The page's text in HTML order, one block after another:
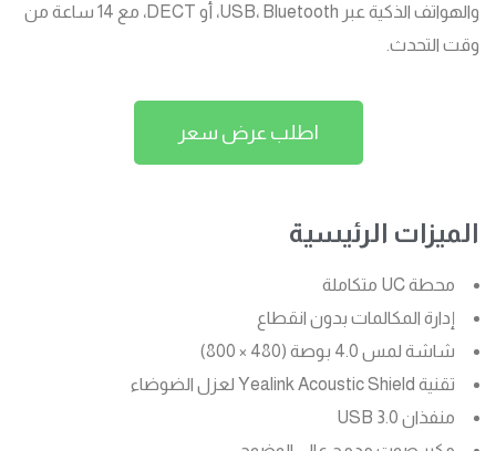
والهواتف الذكية عبر USB، Bluetooth، أو DECT، مع 14 ساعة من
وقت التحدث.
اطلب عرض سعر
الميزات الرئيسية
محطة UC متكاملة
إدارة المكالمات بدون انقطاع
شاشة لمس 4.0 بوصة (480 × 800)
تقنية Yealink Acoustic Shield لعزل الضوضاء
منفذان USB 3.0